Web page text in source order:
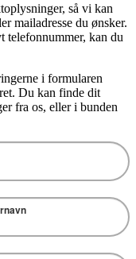
så vi kan
mailadresse du ønsker.
telefonnummer, kan du
i formularen
Du kan finde dit
fra os, eller i bunden